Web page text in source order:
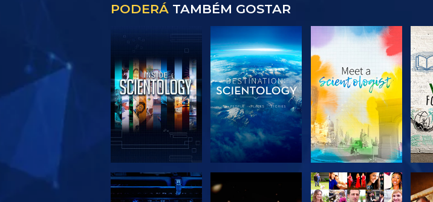
PODERÁ TAMBÉM GOSTAR